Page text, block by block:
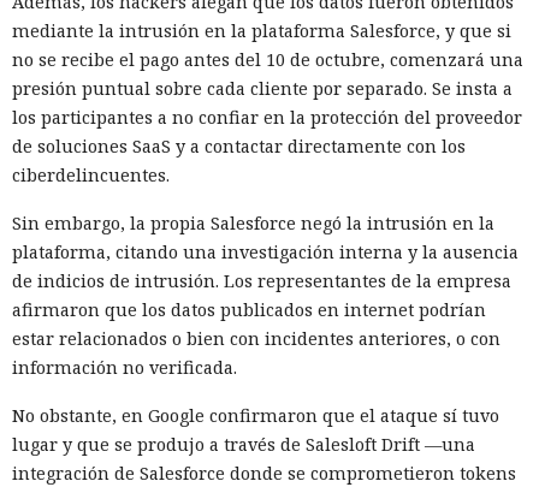
mediante la intrusión en la plataforma Salesforce, y que si
no se recibe el pago antes del 10 de octubre, comenzará una
presión puntual sobre cada cliente por separado. Se insta a
los participantes a no confiar en la protección del proveedor
de soluciones SaaS y a contactar directamente con los
ciberdelincuentes.
Sin embargo, la propia Salesforce negó la intrusión en la
plataforma, citando una investigación interna y la ausencia
de indicios de intrusión. Los representantes de la empresa
afirmaron que los datos publicados en internet podrían
estar relacionados o bien con incidentes anteriores, o con
información no verificada.
No obstante, en Google confirmaron que el ataque sí tuvo
lugar y que se produjo a través de Salesloft Drift —una
integración de Salesforce donde se comprometieron tokens